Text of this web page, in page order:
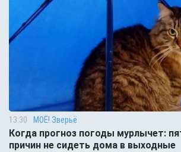
13:30 МОЁ! Зверьё
Когда прогноз погоды мурлычет:
причин не сидеть дома в выходные